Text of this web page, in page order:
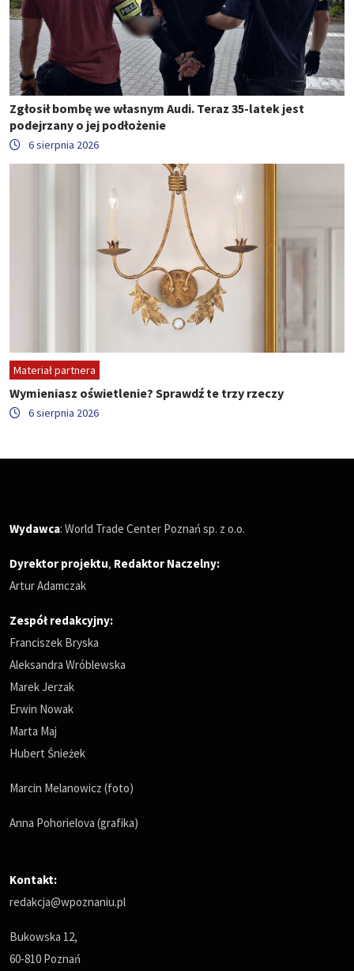
Zgłosił bombę we własnym Audi. Teraz 35-latek jest
podejrzany o jej podłożenie
6 sierpnia 2026
Materiał partnera
Wymieniasz oświetlenie? Sprawdź te trzy rzeczy
6 sierpnia 2026
Wydawca: World Trade Center Poznań sp. z o.o.
Dyrektor projektu, Redaktor Naczelny:
Artur Adamczak
Zespół redakcyjny:
Franciszek Bryska
Aleksandra Wróblewska
Marek Jerzak
Erwin Nowak
Marta Maj
Hubert Śnieżek
Marcin Melanowicz (foto)
Anna Pohorielova (grafika)
Kontakt:
redakcja@wpoznaniu.pl
Bukowska 12,
60-810 Poznań